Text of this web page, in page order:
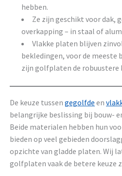
hebben.
Ze zijn geschikt voor dak,
overkapping – in staal of
Vlakke platen blijven
bekledingen, voor de meeste
zijn golfplaten de robuustere
De keuze tussen gegolfde en
belangrijke beslissing bij bouw-
Beide materialen hebben hun
bieden op veel gebieden
opzichte van gladde platen. Wij
golfplaten vaak de betere keuze